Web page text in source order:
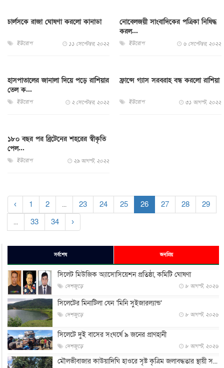
চার্লসকে রাজা ঘোষণা করলো কানাডা
ইউরোপ ১১ সেপ্টেম্বর, ২০২২
নোবেলজয়ী সাংবাদিকের পত্রিকা নিষিদ্ধ
করল...
ইউরোপ ৬ সেপ্টেম্বর, ২০২২
হাসপাতালের জানালা দিয়ে পড়ে রাশিয়ার
তেল ক...
ইউরোপ ২ সেপ্টেম্বর, ২০২২
ফ্রান্সে গ্যাস সরবরাহ বন্ধ করলো রাশিয়া
ইউরোপ ৩১ আগস্ট, ২০২২
১৮০ বছর পর ব্রিটেনের শহরের স্বীকৃতি
পেল...
ইউরোপ ২৯ আগস্ট, ২০২২
‹ 1 2 ... 23 24 25 26 27 28
29
...
33 34 ›
সর্বশেষ জনপ্রিয়
সিলেট মিউজিক অ্যাসোসিয়েশন প্রতিষ্ঠা, কমিটি ঘোষণা
দেশজুড়ে ৮ আগস্ট, ২০২৬
সিলেটের মিনাটিলা যেন ‘মিনি সুইজারল্যান্ড’
দেশজুড়ে ৮ আগস্ট, ২০২৬
সিলেটে দুই বাসের সংঘর্ষে ৯ জনের প্রাণহানী
দেশজুড়ে ৮ আগস্ট, ২০২৬
মৌলভীবাজার কাউয়াদিঘি হাওরে সৃষ্ট কৃত্রিম জলাবদ্ধতার স্থায়ী স...